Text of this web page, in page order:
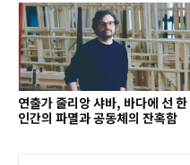
연출가 줄리앙 샤바, 바다에 선 한
인간의 파멸과 공동체의 잔혹함